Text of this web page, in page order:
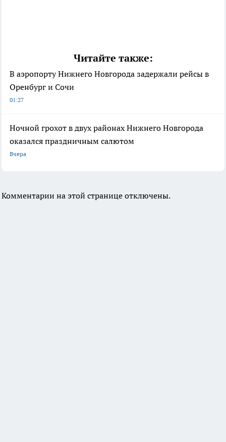
Читайте также:
В аэропорту Нижнего Новгорода задержали рейсы в
Оренбург и Сочи
01:27
Ночной грохот в двух районах Нижнего Новгорода
оказался праздничным салютом
Вчера
Комментарии на этой странице отключены.